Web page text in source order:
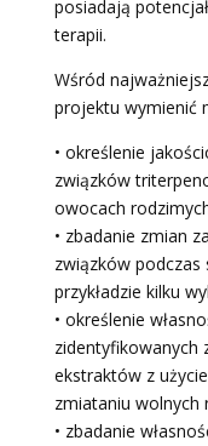
posiadają
terapii.
Wśród
projektu wymienić
• określenie
związków
owocach
• zbadanie zmian
związków
przykładzie kilku
• określenie
zidentyfikowanych
ekstraktów z
zmiataniu wolnych
• zbadanie